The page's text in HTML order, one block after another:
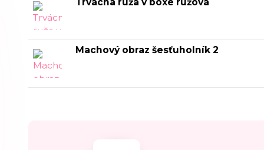
Machový obraz šesťuholník 2